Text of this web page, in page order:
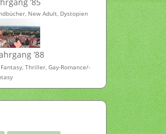
New Adult, Dystopien
’88
Thriller, Gay-Romance/-